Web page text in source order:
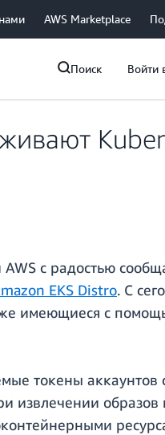
AWS Marketplace
Поиск Войти
с радостью
EKS Distro. С
имеющиеся с
токены аккаунтов
извлечении